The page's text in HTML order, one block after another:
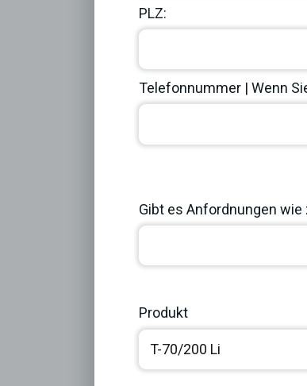
PLZ:
Telefonnummer | Wenn
Gibt es Anfordnungen
Produkt